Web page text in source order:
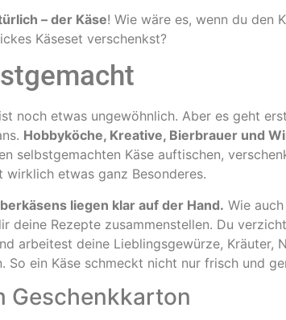
– der Käse! Wie wäre es, wenn du den
Käseset verschenkst?
noch etwas ungewöhnlich. Aber es geht
Hobbyköche, Kreative, Bierbrauer und
selbstgemachten Käse auftischen,
wirklich etwas ganz Besonderes.
liegen klar auf der Hand. Wie
deine Rezepte zusammenstellen. Du
arbeitest deine Lieblingsgewürze, Kräuter,
So ein Käse schmeckt nicht nur frisch und
Geschenkkarton